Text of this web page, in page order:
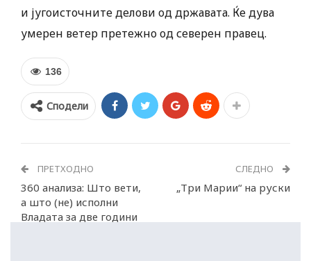
и југоисточните делови од државата. Ќе дува
умерен ветер претежно од северен правец.
136
Сподели
ПРЕТХОДНО
360 анализа: Што вети,
а што (не) исполни
Владата за две години
СЛЕДНО
„Три Марии“ на руски